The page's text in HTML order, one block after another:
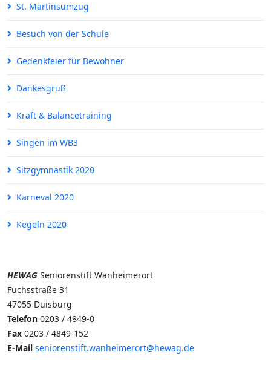
St. Martinsumzug
Besuch von der Schule
Gedenkfeier für Bewohner
Dankesgruß
Kraft & Balancetraining
Singen im WB3
Sitzgymnastik 2020
Karneval 2020
Kegeln 2020
HEWAG Seniorenstift Wanheimerort
Fuchsstraße 31
47055 Duisburg
Telefon 0203 / 4849-0
Fax 0203 / 4849-152
E-Mail seniorenstift.wanheimerort@hewag.de